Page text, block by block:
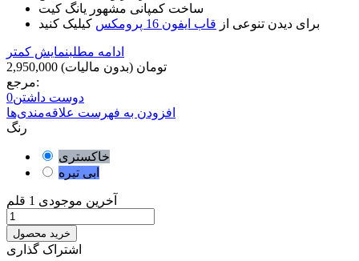
ساخت کمپانی مشهور یانگ کیت
برای دیدن تنوعی از قاب ایفون 16 پرومکس کیلیک کنید
ادامه مطلبنمایش کمتر
2,950,000 تومان (بدون مالیات)
مرجع:
دوست داشتن0
افزودن به فهرست علاقه‌مندی‌ها
رنگ
خاکستری
ابی تیره
آخرین موجودی 1 قلم
خرید محصول
اشتراک گذاری